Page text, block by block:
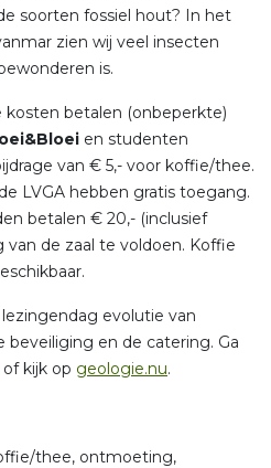
soorten fossiel hout? In het
zien wij veel insecten
is.
betalen (onbeperkte)
en studenten
van € 5,- voor koffie/thee.
LVGA hebben gratis toegang.
betalen € 20,- (inclusief
de zaal te voldoen. Koffie
evolutie van
beveiliging en de catering. Ga
of kijk op geologie.nu.
thee, ontmoeting,